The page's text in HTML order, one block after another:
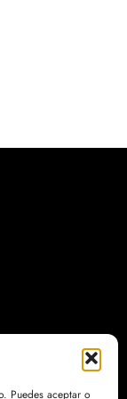
Puedes aceptar o